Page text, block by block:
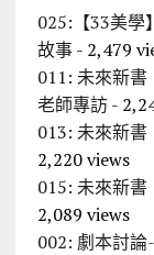
025:【33美學
故事- 2,479
011: 未來新書
老師專訪-
013: 未來新
2,220 views
015: 未來新
2,089 views
002: 劇本討論